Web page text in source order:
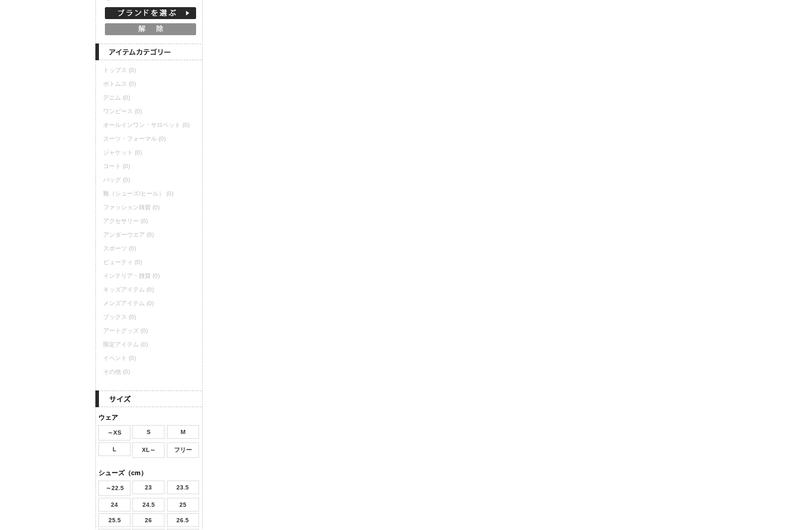
トップス (0)
ボトムス (0)
デニム (0)
ワンピース (0)
オールインワン・サロペット (0)
スーツ・フォーマル (0)
ジャケット (0)
コート (0)
バッグ (0)
靴（シューズ/ヒール） (0)
ファッション雑貨 (0)
アクセサリー (0)
アンダーウエア (0)
スポーツ (0)
ビューティ (0)
インテリア・雑貨 (0)
キッズアイテム (0)
メンズアイテム (0)
ブックス (0)
アートグッズ (0)
限定アイテム (0)
イベント (0)
その他 (0)
ウェア
～XS S M
L XL～ フリー
シューズ（cm）
～22.5 23 23.5
24 24.5 25
25.5 26 26.5